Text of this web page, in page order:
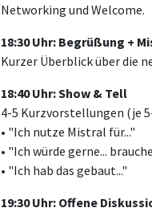
Networking und Welcome.
18:30 Uhr: Begrüßung +
Kurzer Überblick über die
18:40 Uhr: Show & Tell
4-5 Kurzvorstellungen (je
• "Ich nutze Mistral für..."
• "Ich würde gerne...
• "Ich hab das gebaut..."
19:30 Uhr: Offene